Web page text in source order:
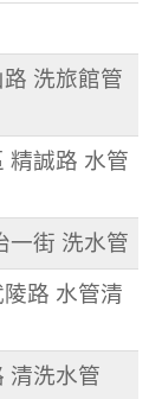
洗旅館管
精誠路 水管
一街 洗水管
路 水管清
清洗水管